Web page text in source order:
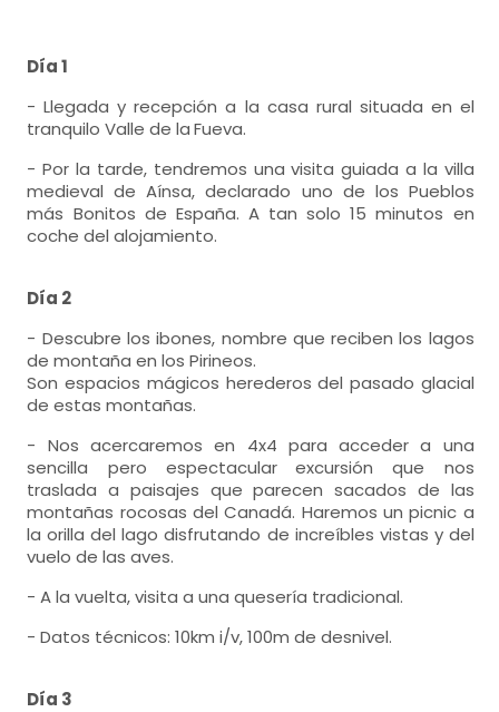
Día 1
- Llegada y recepción a la casa rural situada en el
tranquilo Valle de la Fueva.
- Por la tarde, tendremos una visita guiada a la villa
medieval de Aínsa, declarado uno de los Pueblos
más Bonitos de España. A tan solo 15 minutos en
coche del alojamiento.
Día 2
- Descubre los ibones, nombre que reciben los lagos
de montaña en los Pirineos.
Son espacios mágicos herederos del pasado glacial
de estas montañas.
- Nos acercaremos en 4x4 para acceder a una
sencilla pero espectacular
excursión que nos
traslada a paisajes que parecen sacados de las
montañas rocosas del Canadá. Haremos un picnic a
la orilla del lago disfrutando de increíbles vistas y del
vuelo de las aves.
- A la vuelta, visita a una quesería tradicional.
- Datos técnicos: 10km i/v, 100m de desnivel.
Día 3